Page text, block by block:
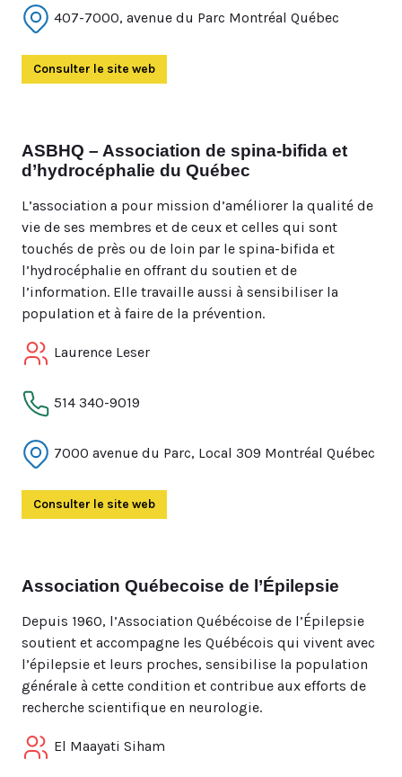
407-7000, avenue du Parc Montréal Québec
Consulter le site web
ASBHQ – Association de spina-bifida et
d’hydrocéphalie du Québec
L’association a pour mission d’améliorer la qualité de
vie de ses membres et de ceux et celles qui sont
touchés de près ou de loin par le spina-bifida et
l’hydrocéphalie en offrant du soutien et de
l’information. Elle travaille aussi à sensibiliser la
population et à faire de la prévention.
Laurence Leser
514 340-9019
7000 avenue du Parc, Local 309 Montréal Québec
Consulter le site web
Association Québecoise de l’Épilepsie
Depuis 1960, l’Association Québécoise de l’Épilepsie
soutient et accompagne les Québécois qui vivent avec
l’épilepsie et leurs proches, sensibilise la population
générale à cette condition et contribue aux efforts de
recherche scientifique en neurologie.
El Maayati Siham